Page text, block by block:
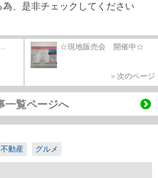
、是非チェックしてください
☆現地販売会 開催中☆
＞次のページ
一覧ページへ
動産 グルメ